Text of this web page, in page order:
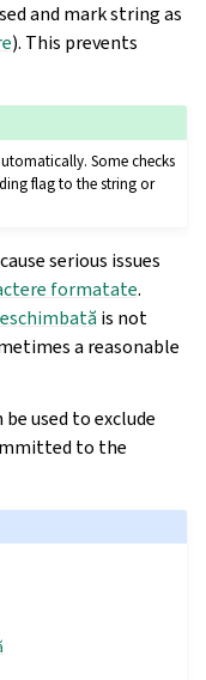
and mark string as
). This prevents
Some checks
flag to the string or
serious issues
formatate.
is not
a reasonable
used to exclude
to the